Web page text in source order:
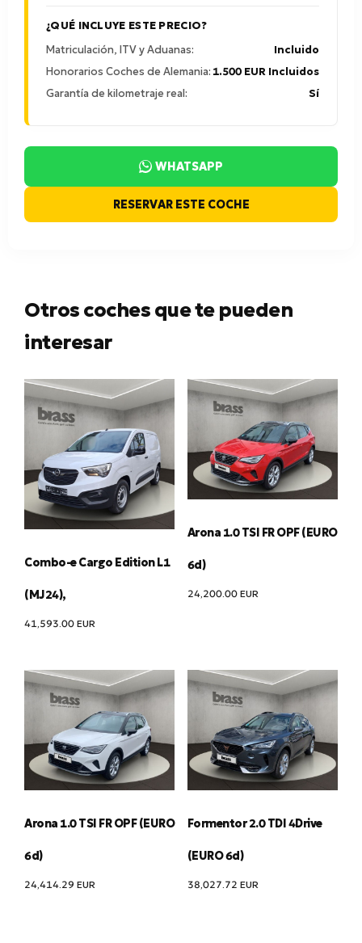
¿QUÉ INCLUYE ESTE PRECIO?
Matriculación, ITV y Aduanas:
Incluido
Honorarios Coches de Alemania: 1.500 EUR Incluidos
Garantía de kilometraje real:
Sí
WHATSAPP
RESERVAR ESTE COCHE
Otros coches que te pueden
interesar
Combo-e Cargo Edition L1
(MJ24),
41,593.00 EUR
Arona 1.0 TSI FR OPF (EURO
6d)
24,200.00 EUR
Arona 1.0 TSI FR OPF (EURO
6d)
24,414.29 EUR
Formentor 2.0 TDI 4Drive
(EURO 6d)
38,027.72 EUR